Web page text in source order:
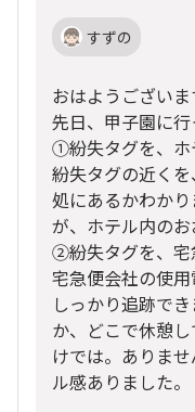
すずの
おはようございま
先日、甲子園に行
①紛失タグを、ホ
紛失タグの近く
処にあるかわか
が、ホテル内のお
②紛失タグを、宅
宅急便会社の使用
しっかり追跡で
か、どこで休憩
けでは。ありま
ル感ありました。